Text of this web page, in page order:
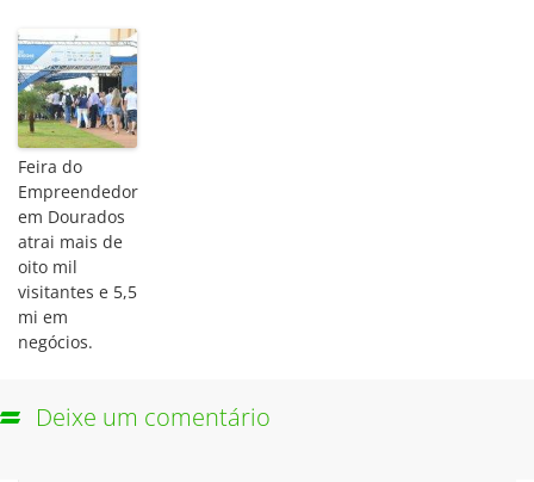
Feira do
Empreendedor
em Dourados
atrai mais de
oito mil
visitantes e 5,5
mi em
negócios.
Deixe um comentário